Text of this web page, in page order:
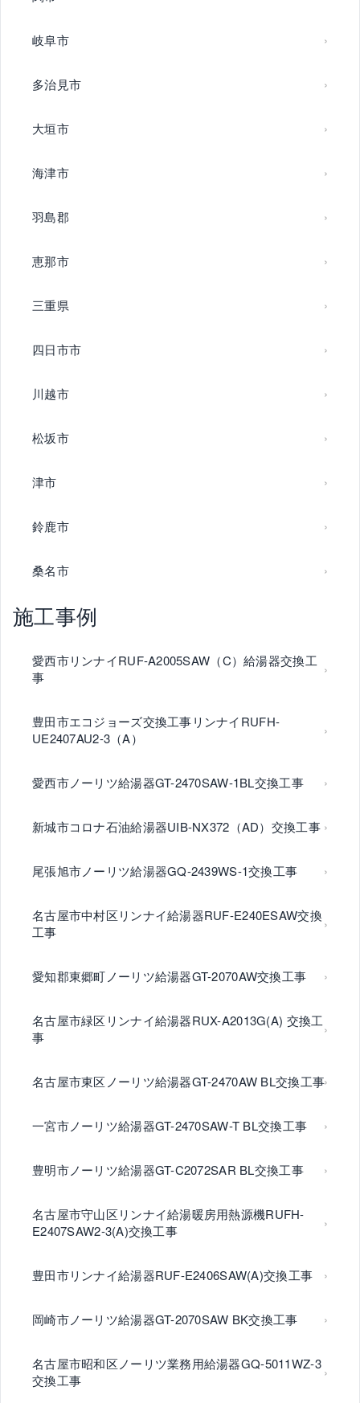
岐阜市
多治見市
大垣市
海津市
羽島郡
恵那市
三重県
四日市市
川越市
松坂市
津市
鈴鹿市
桑名市
施工事例
愛西市リンナイRUF-A2005SAW（C）給湯器交換工
事
豊田市エコジョーズ交換工事リンナイRUFH-
UE2407AU2-3（A）
愛西市ノーリツ給湯器GT-2470SAW-1BL交換工事
新城市コロナ石油給湯器UIB-NX372（AD）交換工事
尾張旭市ノーリツ給湯器GQ-2439WS-1交換工事
名古屋市中村区リンナイ給湯器RUF-E240ESAW交換
工事
愛知郡東郷町ノーリツ給湯器GT-2070AW交換工事
名古屋市緑区リンナイ給湯器RUX-A2013G(A) 交換工
事
名古屋市東区ノーリツ給湯器GT-2470AW BL交換工事
一宮市ノーリツ給湯器GT-2470SAW-T BL交換工事
豊明市ノーリツ給湯器GT-C2072SAR BL交換工事
名古屋市守山区リンナイ給湯暖房用熱源機RUFH-
E2407SAW2-3(A)交換工事
豊田市リンナイ給湯器RUF-E2406SAW(A)交換工事
岡崎市ノーリツ給湯器GT-2070SAW BK交換工事
名古屋市昭和区ノーリツ業務用給湯器GQ-5011WZ-3
交換工事